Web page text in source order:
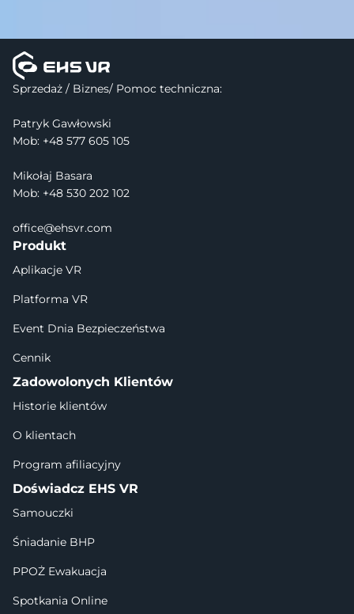
Sprzedaż / Biznes/ Pomoc techniczna:
Patryk Gawłowski
Mob: +48 577 605 105
Mikołaj Basara
Mob: +48 530 202 102
office@ehsvr.com
Produkt
Aplikacje VR
Platforma VR
Event Dnia Bezpieczeństwa
Cennik
Zadowolonych Klientów
Historie klientów
O klientach
Program afiliacyjny
Doświadcz EHS VR
Samouczki
Śniadanie BHP
PPOŻ Ewakuacja
Spotkania Online